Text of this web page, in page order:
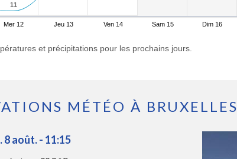
11
11
Mer 12 Jeu 13 Ven 14 Sam 15 Dim 16
et précipitations pour les prochains jours.
MÉTÉO À BRUXELLES
8 août. - 11:15